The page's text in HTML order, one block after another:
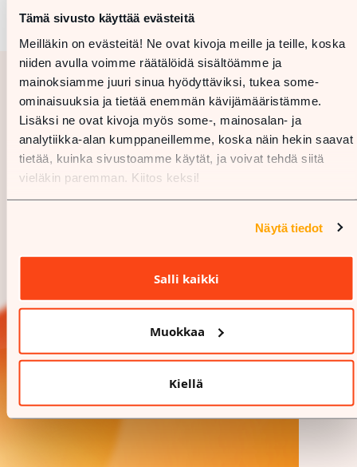
Tämä sivusto käyttää evästeitä
Meilläkin on evästeitä! Ne ovat kivoja meille ja teille, koska
niiden avulla voimme räätälöidä sisältöämme ja
mainoksiamme juuri sinua hyödyttäviksi, tukea some-
ominaisuuksia ja tietää enemmän kävijämääristämme.
Lisäksi ne ovat kivoja myös some-, mainosalan- ja
analytiikka-alan kumppaneillemme, koska näin hekin saavat
tietää, kuinka sivustoamme käytät, ja voivat tehdä siitä
vieläkin paremman. Kiitos keksi!
Näytä tiedot
Salli kaikki
Muokkaa
Kiellä